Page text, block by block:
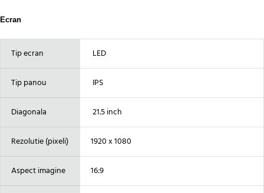
Ecran
Tip ecran LED
Tip panou IPS
Diagonala 21.5 inch
Rezolutie (pixeli) 1920 x 1080
Aspect imagine 16:9